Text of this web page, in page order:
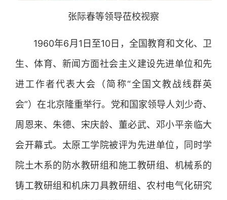
张际春等领导莅校视察
1960年6月1日至10日，全国教育和文化、卫
生、体育、新闻方面社会主义建设先进单位和先
进工作者代表大会（简称“全国文教战线群英
会”）在北京隆重举行。党和国家领导人刘少奇、
周恩来、朱德、宋庆龄、董必武、邓小平亲临大
会开幕式。太原工学院被评为先进单位，同时学
院土木系的防水教研组和施工教研组、机械系的
铸工教研组和机床刀具教研组、农村电气化研究